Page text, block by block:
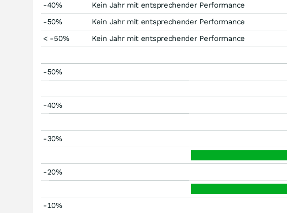
-40%
Kein Jahr mit entsprechender Performance
-50%
Kein Jahr mit entsprechender Performance
< -50%
Kein Jahr mit entsprechender Performance
-50%
-40%
-30%
-20%
-10%